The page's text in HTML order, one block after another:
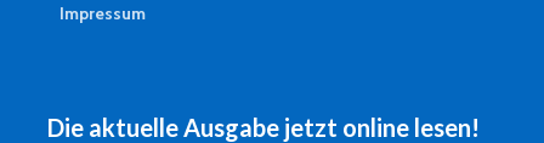
Impressum
Die aktuelle Ausgabe jetzt online lesen!